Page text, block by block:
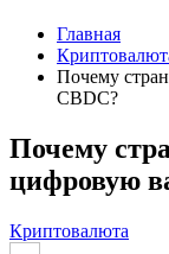
Главная
Почему
CBDC?
Почему
цифровую
Криптовалюта